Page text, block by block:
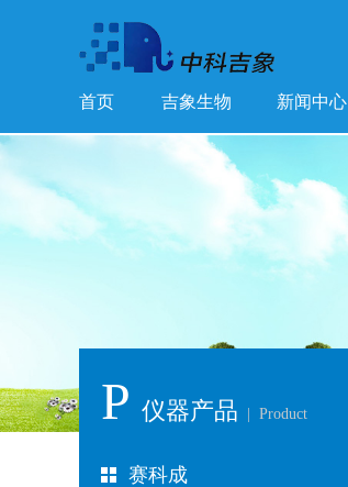
首页 吉象生物 新闻中心
P 仪器产品 | Product
赛科成